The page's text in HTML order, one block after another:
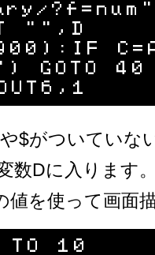
?f=num"
"",D
GOTO 40
$がついていな
数Dに入ります
値を使って画面
10